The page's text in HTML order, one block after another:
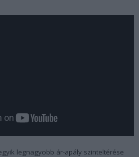
legnagyobb ár-apály szinteltérése